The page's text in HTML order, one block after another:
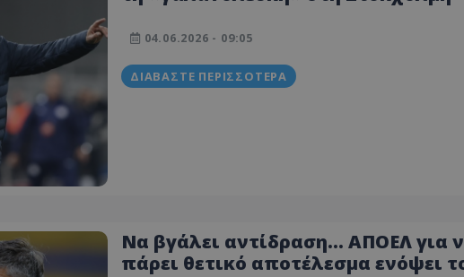
04.06.2026 - 09:05
ΔΙΑΒΆΣΤΕ ΠΕΡΙΣΣΌΤΕΡΑ
Να βγάλει αντίδραση... ΑΠΟΕΛ για
πάρει θετικό αποτέλεσμα ενόψει